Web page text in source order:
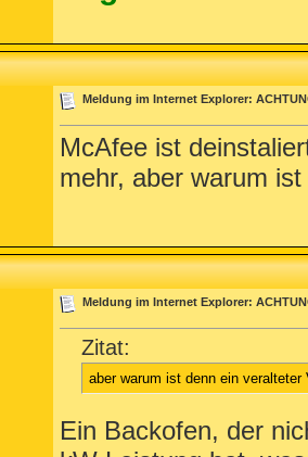
Meldung im Internet Explorer:
McAfee ist
mehr, aber warum
Meldung im Internet Explorer:
Zitat:
aber warum ist denn ein
Ein Backofen, der